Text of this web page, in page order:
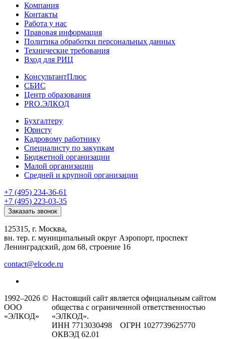
Компания
Контакты
Работа у нас
Правовая информация
Политика обработки персональных данных
Технические требования
Вход для РИЦ
КонсультантПлюс
СБИС
Центр образования
PRO.ЭЛКОД
Бухгалтеру
Юристу
Кадровому работнику
Специалисту по закупкам
Бюджетной организации
Малой организации
Средней и крупной организации
+7 (495) 234-36-61
+7 (495) 223-03-35
Заказать звонок
125315, г. Москва,
вн. тер. г. муниципальный округ Аэропорт, проспект
Ленинградский, дом 68, строение 16
contact@elcode.ru
1992–2026 ©
ООО
«ЭЛКОД»
Настоящий сайт является официальным сайтом
общества с ограниченной ответственностью
«ЭЛКОД».
ИНН 7713030498 ОГРН 1027739625770
ОКВЭД 62.01